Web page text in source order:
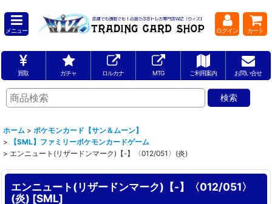
メニュー ログイン カート
買取 ガチャ ロルカナ MTG ご利用案内 お問い合せ
ホーム > ポケモンカード【サン＆ムーン】
>
【SML】ファミリーポケモンカードゲーム
> エンニュート(リザードンマーク)【-】〈012/051〉(炎)
エンニュート(リザードンマーク)【-】〈012/051〉
(炎) [SML]